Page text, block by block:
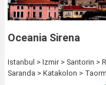
Oceania Sirena
Istanbul > Izmir > Santorin >
Saranda > Katakolon >